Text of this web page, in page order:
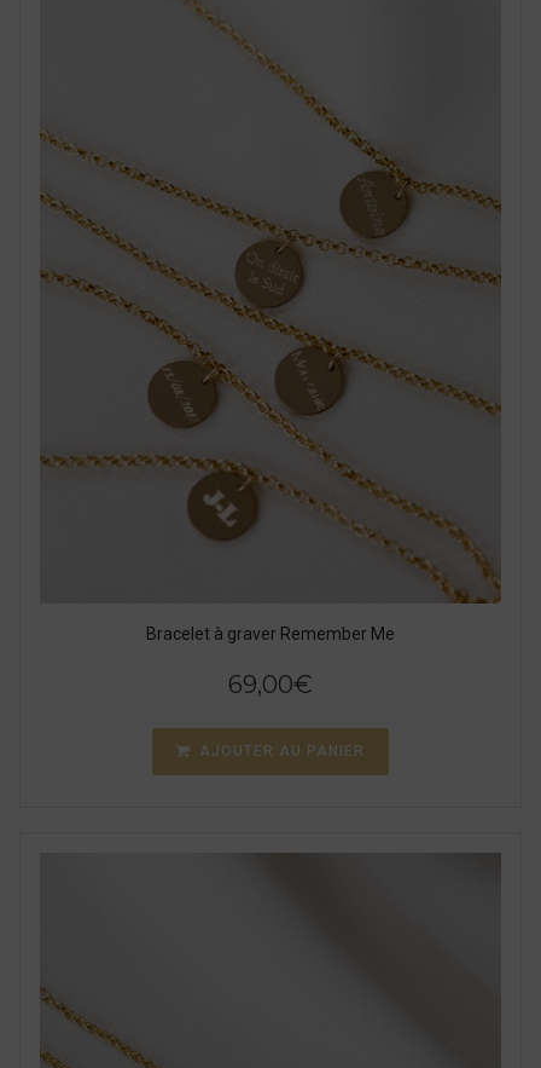
Bracelet à graver Remember Me
69,00€
AJOUTER AU PANIER